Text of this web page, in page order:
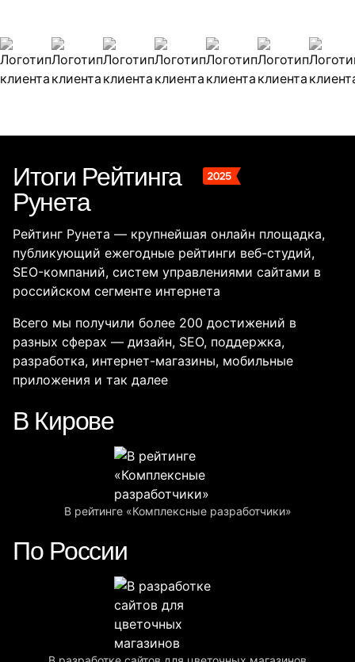
Наши клиенты
Итоги Рейтинга
Рунета
Рейтинг Рунета — крупнейшая онлайн площадка,
публикующий ежегодные рейтинги веб-студий,
SEO-компаний, систем управлениями сайтами в
российском сегменте интернета
Всего мы получили более 200 достижений в
разных сферах — дизайн, SEO, поддержка,
разработка, интернет-магазины, мобильные
приложения и так далее
В Кирове
В рейтинге «Комплексные разработчики»
По России